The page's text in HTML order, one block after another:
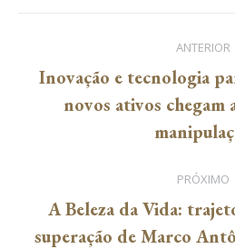
de
post:
ANTERIOR
Post
Inovação e tecnologia
novos ativos chegam
PRÓXIMO
A Beleza da Vida:
superação de Marco